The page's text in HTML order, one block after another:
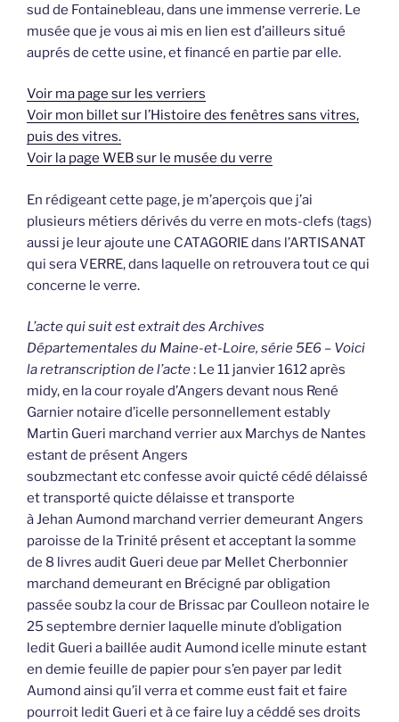
sud de Fontainebleau, dans une immense verrerie. Le
musée que je vous ai mis en lien est d’ailleurs situé
auprés de cette usine, et financé en partie par elle.
Voir ma page sur les verriers
Voir mon billet sur l’Histoire des fenêtres sans vitres,
puis des vitres.
Voir la page WEB sur le musée du verre
En rédigeant cette page, je m’aperçois que j’ai
plusieurs métiers dérivés du verre en mots-clefs (tags)
aussi je leur ajoute une CATAGORIE dans l’ARTISANAT
qui sera VERRE, dans laquelle on retrouvera tout ce qui
concerne le verre.
L’acte qui suit est extrait des Archives
Départementales du Maine-et-Loire, série 5E6 – Voici
la retranscription de l’acte: Le 11 janvier 1612 après
midy, en la cour royale d’Angers devant nous René
Garnier notaire d’icelle personnellement estably
Martin Gueri marchand verrier aux Marchys de Nantes
estant de présent Angers
soubzmectant etc confesse avoir quicté cédé délaissé
et transporté quicte délaisse et transporte
à Jehan Aumond marchand verrier demeurant Angers
paroisse de la Trinité présent et acceptant la somme
de 8 livres audit Gueri deue par Mellet Cherbonnier
marchand demeurant en Brécigné par obligation
passée soubz la cour de Brissac par Coulleon notaire le
25 septembre dernier laquelle minute d’obligation
ledit Gueri a baillée audit Aumond icelle minute estant
en demie feuille de papier pour s’en payer par ledit
Aumond ainsi qu’il verra et comme eust fait et faire
pourroit ledit Gueri et à ce faire luy a céddé ses droits